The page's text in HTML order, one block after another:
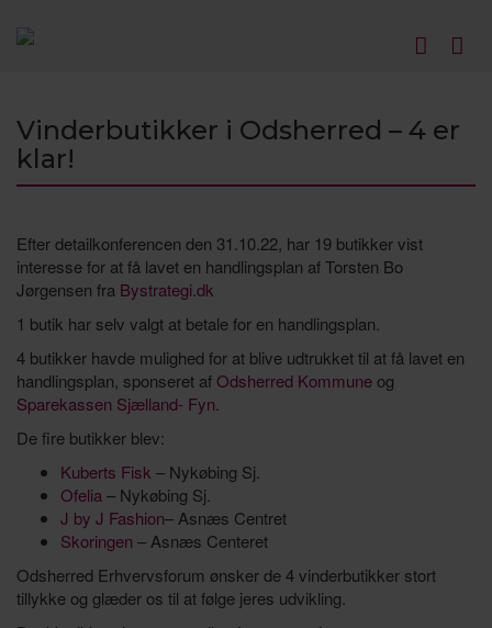
Vinderbutikker i Odsherred – 4 er
klar!
Efter detailkonferencen den 31.10.22, har 19 butikker vist
interesse for at få lavet en handlingsplan af Torsten Bo
Jørgensen fra Bystrategi.dk
1 butik har selv valgt at betale for en handlingsplan.
4 butikker havde mulighed for at blive udtrukket til at få lavet en
handlingsplan, sponseret afOdsherred Kommune og
Sparekassen Sjælland- Fyn.
De fire butikker blev:
Kuberts Fisk – Nykøbing Sj.
Ofelia – Nykøbing Sj.
J by J Fashion– Asnæs Centret
Skoringen – Asnæs Centeret
Odsherred Erhvervsforum ønsker de 4 vinderbutikker stort
tillykke og glæder os til at følge jeres udvikling.